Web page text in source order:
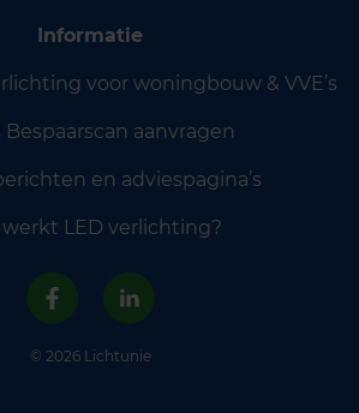
Informatie
voor woningbouw & VVE’s
Bespaarscan aanvragen
en adviespagina’s
werkt LED verlichting?
© 2026 Lichtunie